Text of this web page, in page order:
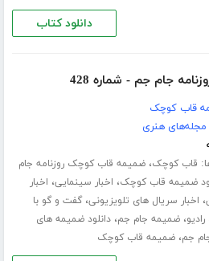
دانلود کتاب
جام جم - شماره 428
قاب کوچک
مجله‌های هنری
قاب کوچک،ضمیمه قاب کوچک روزنامه جام
ضمیمه قاب کوچک، اخبار سینمایی، اخبار
، اخبار سریال های تلویزیونی،گفت و گو با
رادیو،ضمیمه جام جم،دانلود ضمیمه های
جم،ضمیمه قاب کوچک